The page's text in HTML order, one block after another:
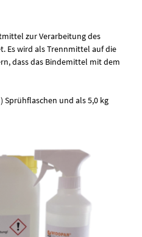
zur Verarbeitung des
Es wird als Trennmittel auf die
dass das Bindemittel mit dem
Sprühflaschen und als 5,0 kg